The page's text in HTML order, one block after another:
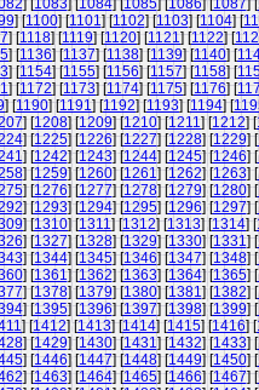
] [1083] [1084] [1085] [1086] [1087] [
] [1100] [1101] [1102] [1103] [1104] [
] [1118] [1119] [1120] [1121] [1122] [
] [1136] [1137] [1138] [1139] [1140] [
] [1154] [1155] [1156] [1157] [1158] [
] [1172] [1173] [1174] [1175] [1176] [
] [1190] [1191] [1192] [1193] [1194] [
] [1208] [1209] [1210] [1211] [1212] [
] [1225] [1226] [1227] [1228] [1229] [
] [1242] [1243] [1244] [1245] [1246] [
] [1259] [1260] [1261] [1262] [1263] [
] [1276] [1277] [1278] [1279] [1280] [
] [1293] [1294] [1295] [1296] [1297] [
] [1310] [1311] [1312] [1313] [1314] [
] [1327] [1328] [1329] [1330] [1331] [
] [1344] [1345] [1346] [1347] [1348] [
] [1361] [1362] [1363] [1364] [1365] [
] [1378] [1379] [1380] [1381] [1382] [
] [1395] [1396] [1397] [1398] [1399] [
] [1412] [1413] [1414] [1415] [1416] [
] [1429] [1430] [1431] [1432] [1433] [
] [1446] [1447] [1448] [1449] [1450] [
] [1463] [1464] [1465] [1466] [1467] [